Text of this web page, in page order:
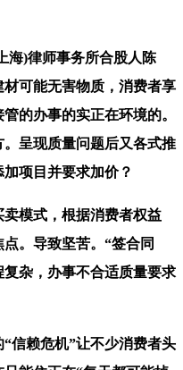
)律师事务所合股人陈
可能无害物质，消费者享
的办事的实正在环境的。
呈现质量问题后又各式推
项目并要求加价？
模式，根据消费者权益
。导致坚苦。“签合同
杂，办事不合适质量要求
赖危机”让不少消费者头